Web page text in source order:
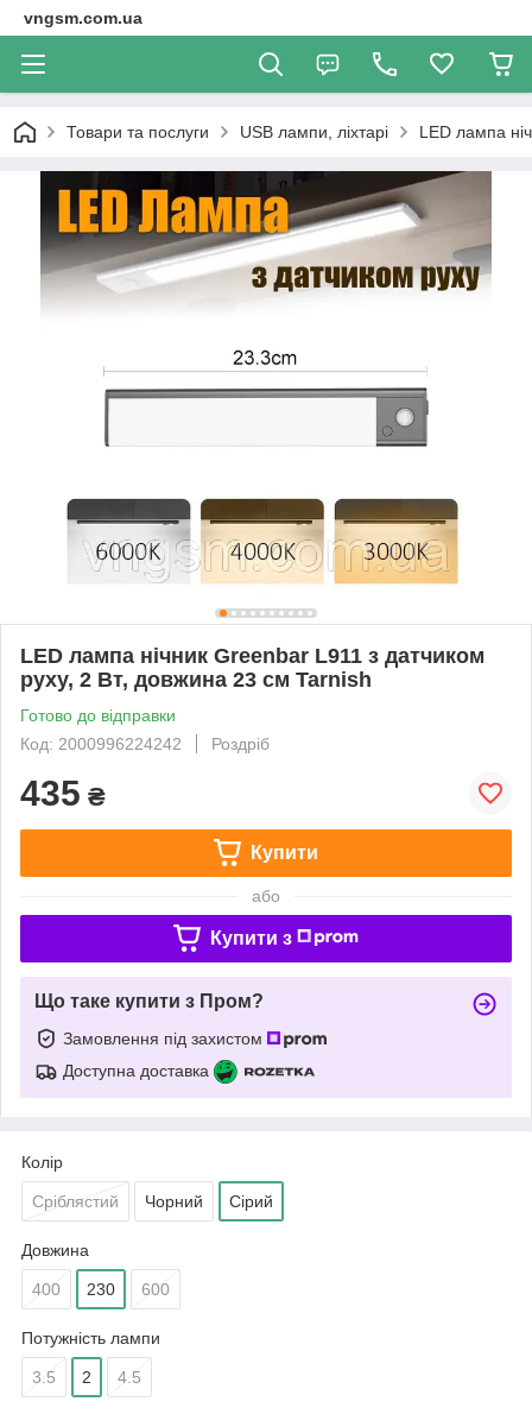
vngsm.com.ua
Товари та послуги USB лампи, ліхтарі LED лампа
LED лампа нічник Greenbar L911 з датчиком
руху, 2 Вт, довжина 23 см Tarnish
Готово до відправки
Код: 2000996224242
Роздріб
435 ₴
Купити
або
Купити з
Що таке купити з Пром?
Замовлення під захистом
Доступна доставка
Колір
Сріблястий Чорний Сірий
Довжина
400 230 600
Потужність лампи
3.5 2 4.5